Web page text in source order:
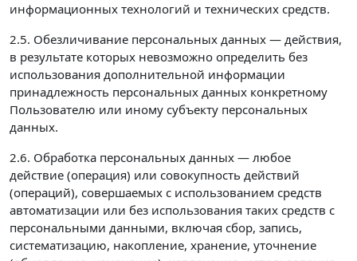
информационных технологий и технических средств.
2.5. Обезличивание персональных данных — действия,
в результате которых невозможно определить без
использования дополнительной информации
принадлежность персональных данных конкретному
Пользователю или иному субъекту персональных
данных.
2.6. Обработка персональных данных — любое
действие (операция) или совокупность действий
(операций), совершаемых с использованием средств
автоматизации или без использования таких средств с
персональными данными, включая сбор, запись,
систематизацию, накопление, хранение, уточнение